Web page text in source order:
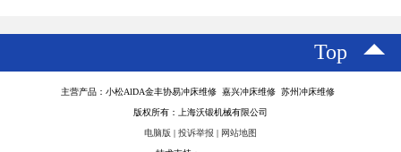
Top
主营产品：小松AlDA金丰协易冲床维修 嘉兴冲床维修 苏州冲床维修
版权所有：上海沃锻机械有限公司
电脑版 | 投诉举报 | 网站地图